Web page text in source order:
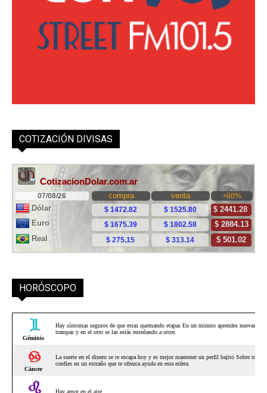
COTIZACIÓN DIVISAS
HORÓSCOPO